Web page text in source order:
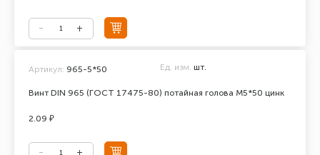
Винт DIN 965 (ГОСТ 17475-80) потайная голова М5*50 цинк
Артикул: 965-5*50 Ед. изм. шт.
2.09 ₽